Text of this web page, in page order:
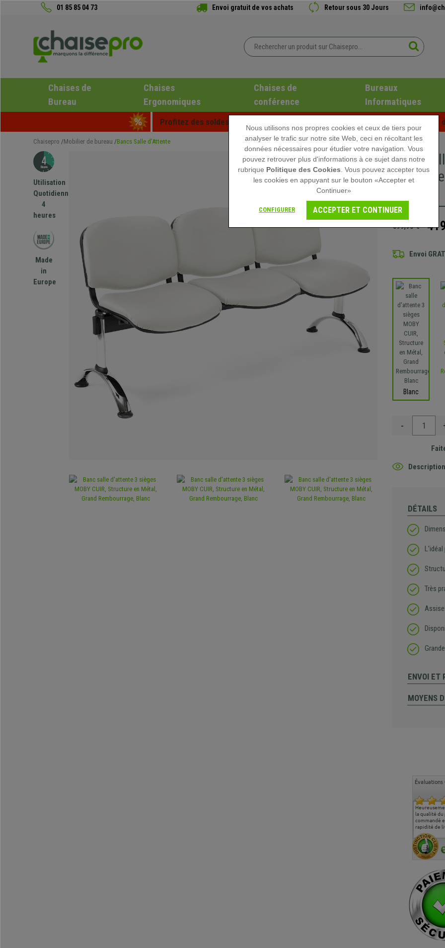
01 85 85 04 73 Envoi gratuit de vos achats Retour sous 30 Jours
Chaises de
Bureau
Chaises
Ergonomiques
Chaises de
conférence
Bureaux
Informatiques
Profitez des soldes d'été chez Chaisepro ! Des réductions exclusives pour une
Chaisepro Mobilier de bureau Bancs Salle d'Attente
Utilisation
Quotidienne
4
heures
Made
in
Europe
Banc
599,90 €
Envoi
Blanc
-
DÉTAILS
Très
ENVOI ET
MOYENS
Évaluations
la qualité
commandé
rapidité de
Nous utilisons nos propres cookies et ceux de tiers pour
analyser le trafic sur notre site Web, ceci en récoltant les
données nécessaires pour étudier votre navigation. Vous
pouvez retrouver plus d'informations à ce sujet dans notre
rubrique Politique des Cookies . Vous pouvez accepter tous
les cookies en appuyant sur le bouton «Accepter et
Continuer»
CONFIGURER ACCEPTER ET CONTINUER